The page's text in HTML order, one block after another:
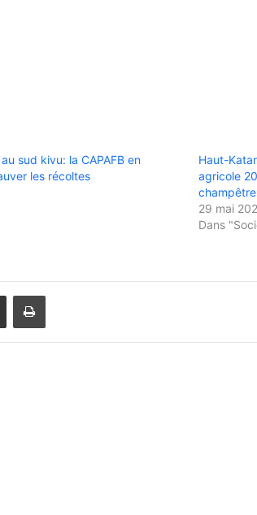
sud kivu: la CAPAFB en
les récoltes
Haut-
agricole
29 mai
Dans